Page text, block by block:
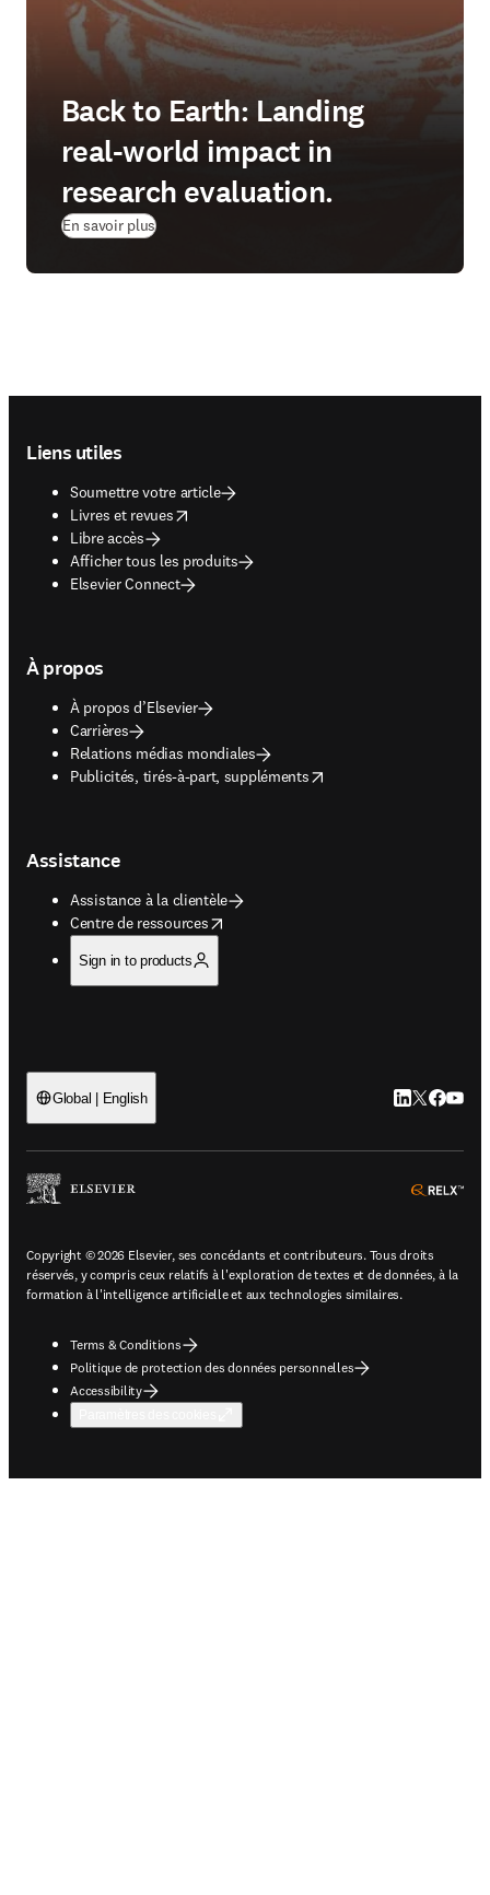
Back to Earth: Landing
real-world impact in
research evaluation.
En savoir plus
Liens utiles
Soumettre votre article
Livres et revues
opens in new tab/window
Libre accès
Afficher tous les produits
Elsevier Connect
À propos
À propos d’Elsevier
Carrières
Relations médias mondiales
Publicités, tirés-à-part, suppléments
opens in new tab/window
Assistance
Assistance à la clientèle
Centre de ressources
opens in new tab/window
Sign in to products
Global | English LinkedIn
Twitter
Copyright © 2026 Elsevier, ses concédants et contributeurs. Tous droits
réservés, y compris ceux relatifs à l'exploration de textes et de données, à la
formation à l'intelligence artificielle et aux technologies similaires.
Terms & Conditions
Politique de protection des données personnelles
Accessibility